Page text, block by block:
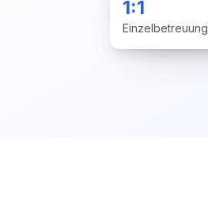
1:1
Einzelbetreuung